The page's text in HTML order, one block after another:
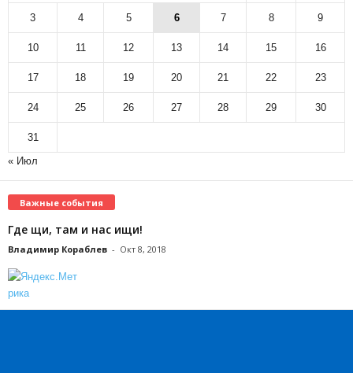
3 4 5 6 7 8 9
10 11 12 13 14 15 16
17 18 19 20 21 22 23
24 25 26 27 28 29 30
31
« Июл
Важные события
Где щи, там и нас ищи!
Владимир Кораблев - Окт 8, 2018